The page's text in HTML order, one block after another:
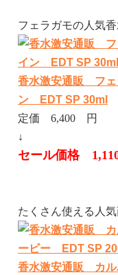
フェラガモの人気香
香水激安通販 フ
ン EDT SP 30ml
定価 6,400 円
↓
セール価格
たくさん使える人
香水激安通販 カ